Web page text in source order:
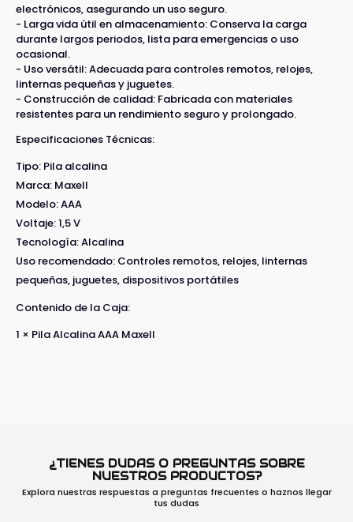
electrónicos, asegurando un uso seguro.
- Larga vida útil en almacenamiento: Conserva la carga
durante largos periodos, lista para emergencias o uso
ocasional.
- Uso versátil: Adecuada para controles remotos, relojes,
linternas pequeñas y juguetes.
- Construcción de calidad: Fabricada con materiales
resistentes para un rendimiento seguro y prolongado.
Especificaciones Técnicas:
Tipo: Pila alcalina
Marca: Maxell
Modelo: AAA
Voltaje: 1,5 V
Tecnología: Alcalina
Uso recomendado: Controles remotos, relojes, linternas
pequeñas, juguetes, dispositivos portátiles
Contenido de la Caja:
1 × Pila Alcalina AAA Maxell
¿TIENES DUDAS O PREGUNTAS SOBRE
NUESTROS PRODUCTOS?
Explora nuestras respuestas a preguntas frecuentes o haznos llegar
tus dudas